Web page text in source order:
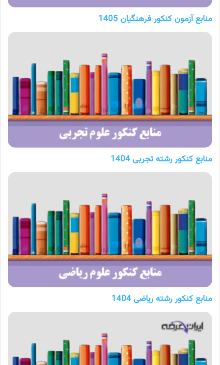
منابع آزمون کنکور فرهنگیان 1405
منابع کنکور رشته تجربی 1404
منابع کنکور رشته ریاضی 1404